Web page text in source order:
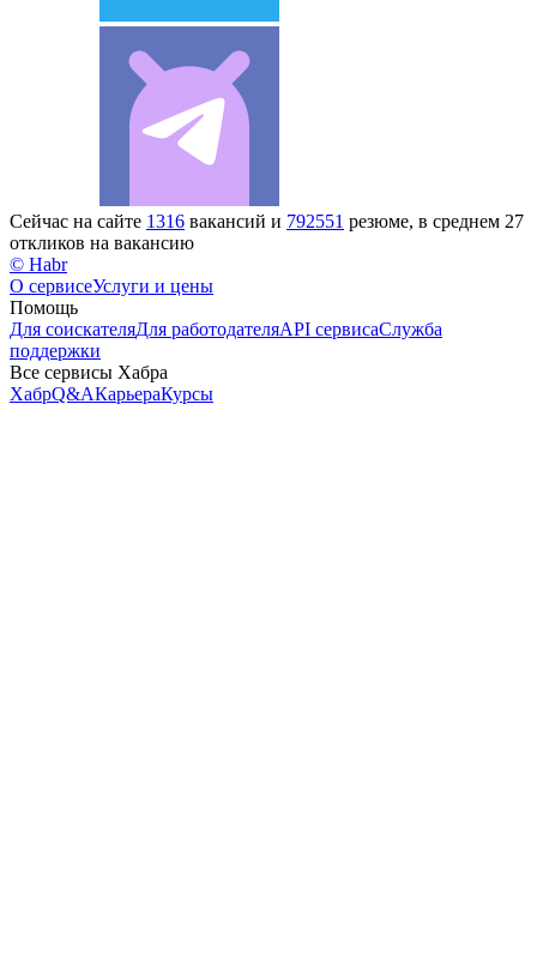
Сейчас на сайте 1316 вакансий и 792551 резюме, в среднем 27
откликов на вакансию
© Habr
О сервисеУслуги и цены
Помощь
Для соискателяДля работодателяAPI сервисаСлужба
поддержки
Все сервисы Хабра
ХабрQ&AКарьераКурсы